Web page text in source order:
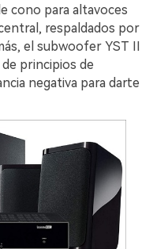
cono para altavoces
respaldados por
el subwoofer YST II
principios de
negativa para darte